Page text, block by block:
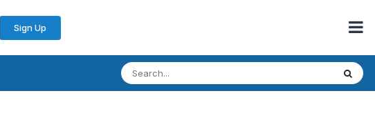
Sign Up